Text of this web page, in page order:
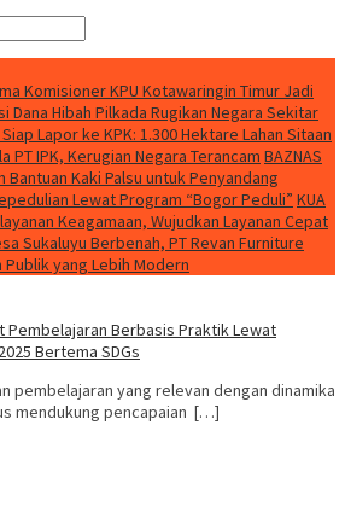
Komisioner KPU Kotawaringin Timur Jadi
Dana Hibah Pilkada Rugikan Negara Sekitar
Lapor ke KPK: 1.300 Hektare Lahan Sitaan
PT IPK, Kerugian Negara Terancam BAZNAS
Kaki Palsu untuk Penyandang
Lewat Program “Bogor Peduli” KUA
Keagamaan, Wujudkan Layanan Cepat
Sukaluyu Berbenah, PT Revan Furniture
Publik yang Lebih Modern
Pembelajaran Berbasis Praktik Lewat
Bertema SDGs
pembelajaran yang relevan dengan dinamika
mendukung pencapaian […]